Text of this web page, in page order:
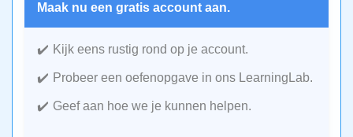
Maak nu een gratis account aan.
Kijk eens rustig rond op je account.
Probeer een oefenopgave in ons LearningLab.
Geef aan hoe we je kunnen helpen.